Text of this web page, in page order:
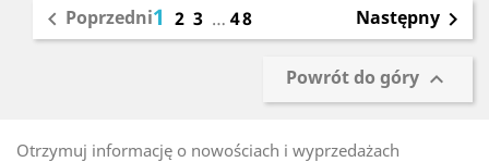
 Poprzedni1 2 3 … 48 Następny 
Powrót do góry 
Otrzymuj informację o nowościach i wyprzedażach